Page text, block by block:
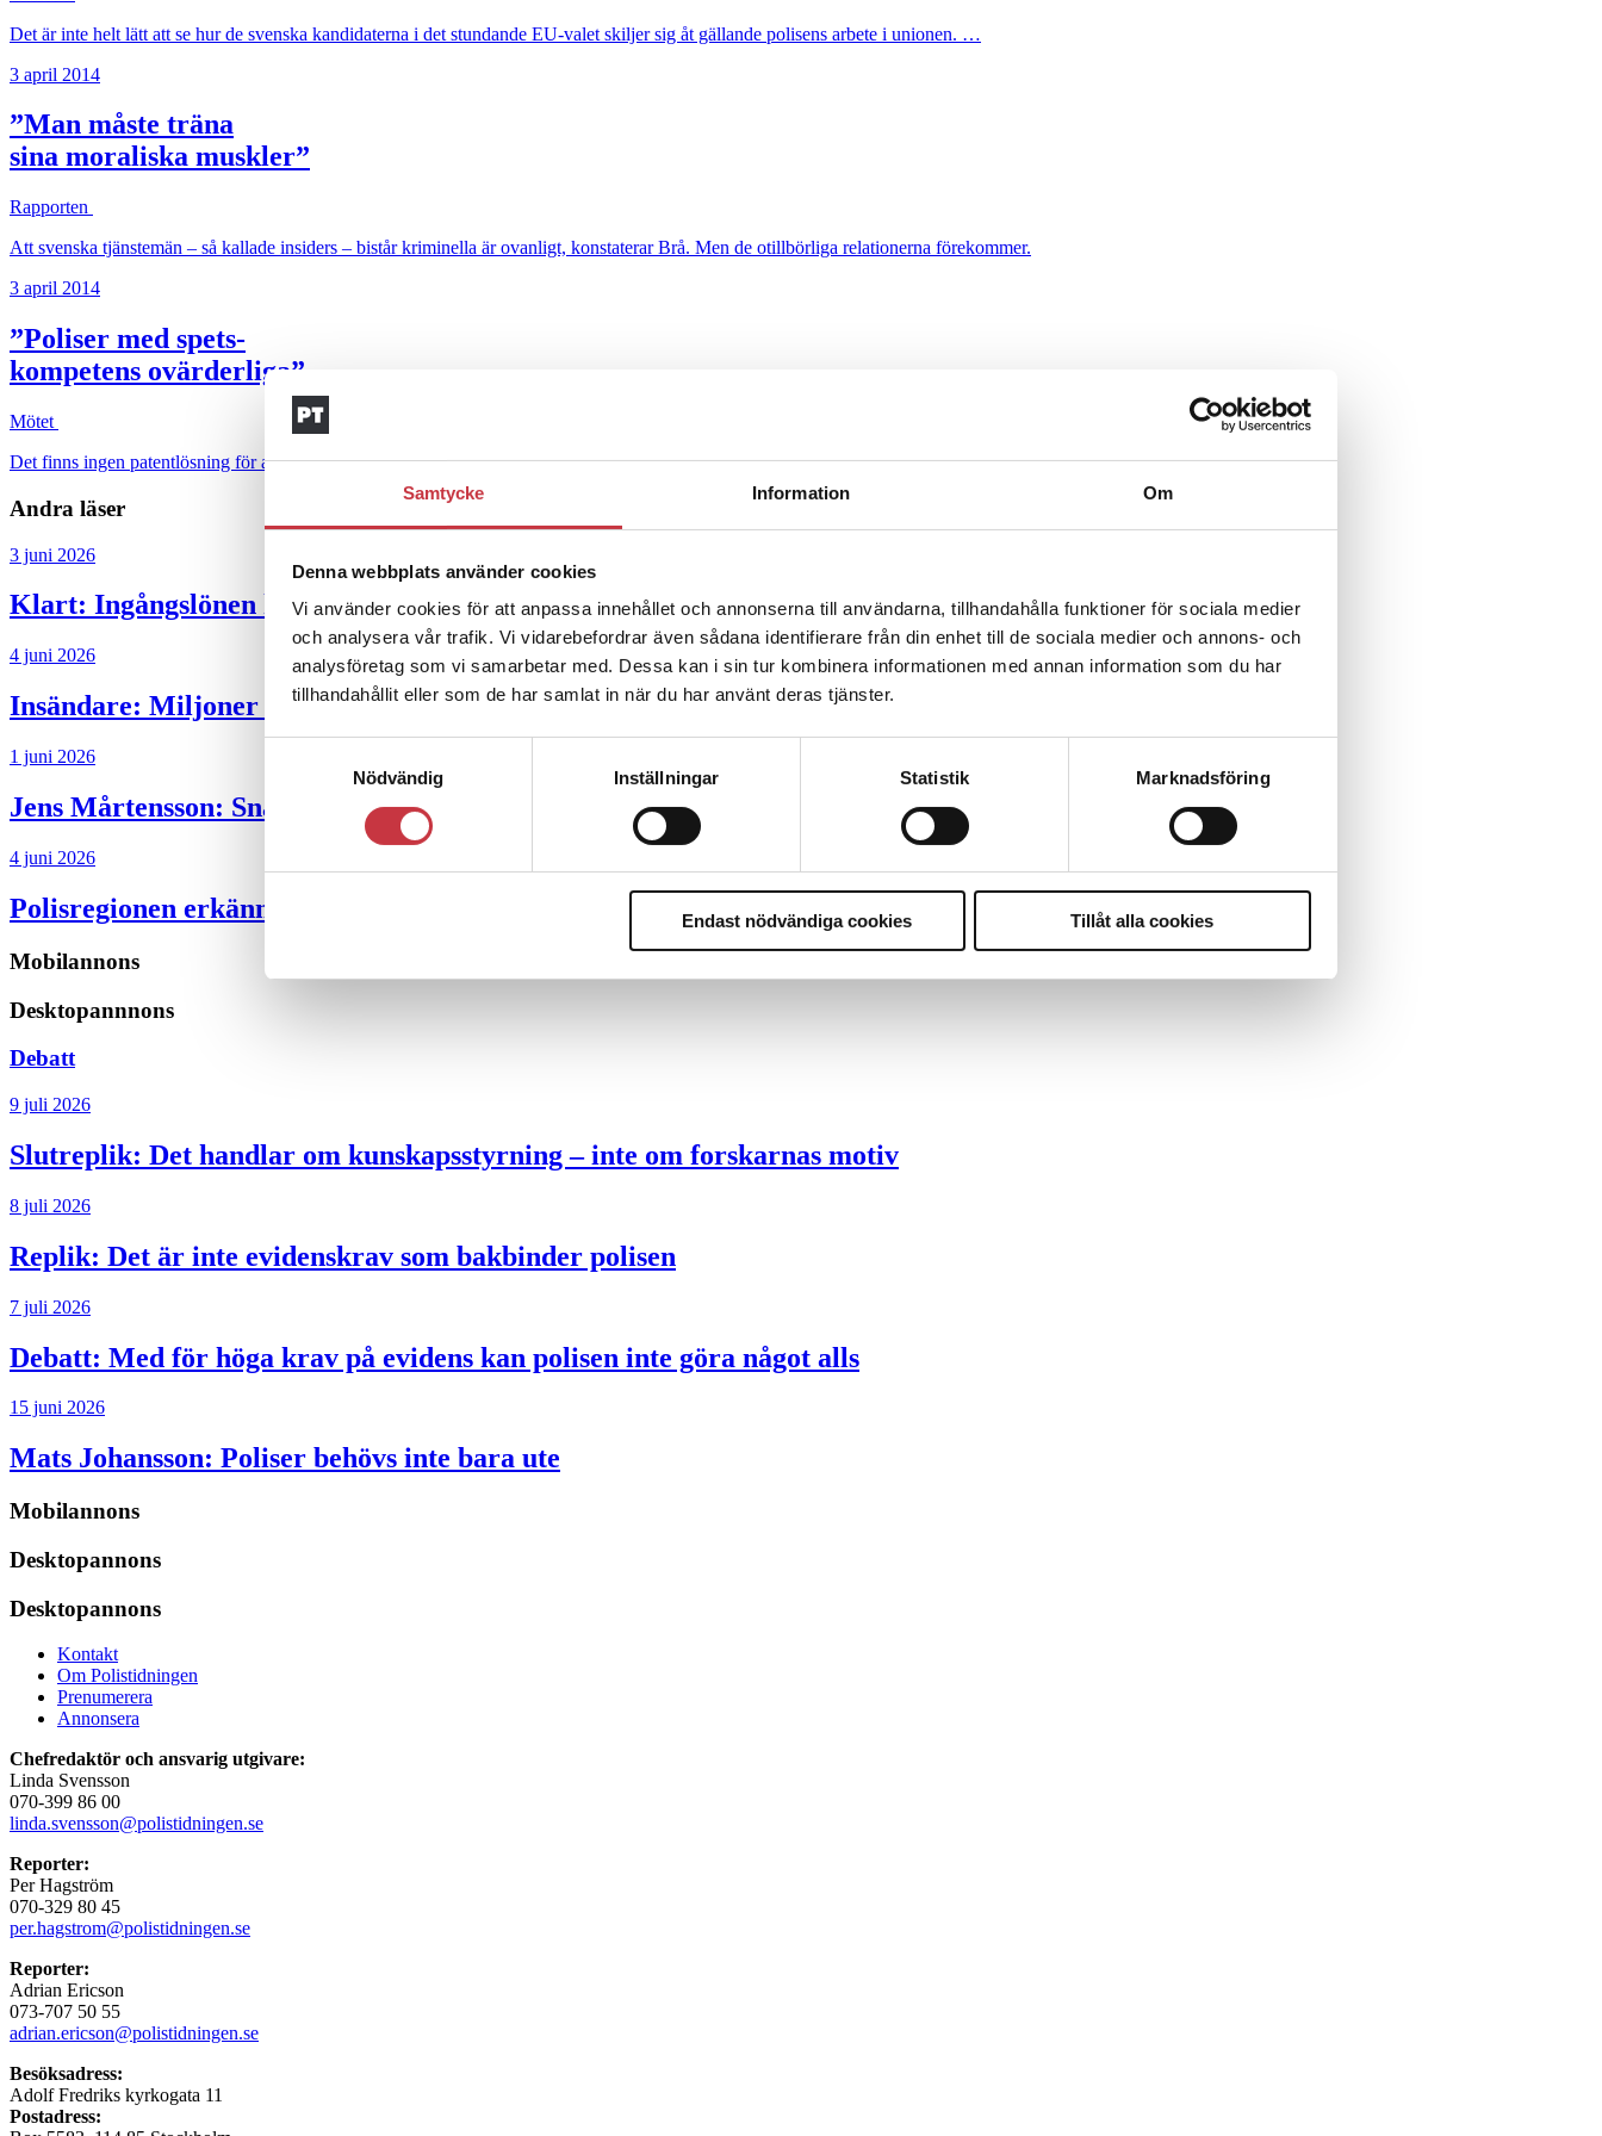
Samtycke Information Om
Denna webbplats använder cookies
Vi använder cookies för att anpassa innehållet och annonserna till användarna, tillhandahålla funktioner för sociala medier
och analysera vår trafik. Vi vidarebefordrar även sådana identifierare från din enhet till de sociala medier och annons- och
analysföretag som vi samarbetar med. Dessa kan i sin tur kombinera informationen med annan information som du har
tillhandahållit eller som de har samlat in när du har använt deras tjänster.
Nödvändig
Inställningar Statistik Marknadsföring
Endast nödvändiga cookies Tillåt alla cookies
Det är inte helt lätt att se hur de svenska kandidaterna i det stundande EU-valet skiljer sig åt gällande polisens arbete i unionen. …
3 april 2014
”Man måste träna
sina moraliska muskler”
Rapporten
Att svenska tjänstemän – så kallade insiders – bistår kriminella är ovanligt, konstaterar Brå. Men de otillbörliga relationerna förekommer.
3 april 2014
”Poliser med spets-
kompetens ovärderliga”
Mötet
Det finns ingen patentlösning för att hantera våldsamma demonstrationer. Polisen måste hålla örat mot marken och höra vad som jäser i lokalsamhället, säger …
Andra läser
3 juni 2026
Klart: Ingångslönen höjs med 2 300 kronor
4 juni 2026
Insändare: Miljoner i sjön – polisaspiranter underkänns på godtyckliga grunder
1 juni 2026
Jens Mårtensson: Snart 20 år i tjänst – nu ska han lära sig grunderna
4 juni 2026
Polisregionen erkänner fel: ”Kommer att rättas till”
Mobilannons
Desktopannnons
Debatt
9 juli 2026
Slutreplik: Det handlar om kunskapsstyrning – inte om forskarnas motiv
8 juli 2026
Replik: Det är inte evidenskrav som bakbinder polisen
7 juli 2026
Debatt: Med för höga krav på evidens kan polisen inte göra något alls
15 juni 2026
Mats Johansson: Poliser behövs inte bara ute
Mobilannons
Desktopannons
Desktopannons
Kontakt
Om Polistidningen
Prenumerera
Annonsera
Chefredaktör och ansvarig utgivare:
Linda Svensson
070-399 86 00
linda.svensson@polistidningen.se
Reporter:
Per Hagström
070-329 80 45
per.hagstrom@polistidningen.se
Reporter:
Adrian Ericson
073-707 50 55
adrian.ericson@polistidningen.se
Besöksadress:
Adolf Fredriks kyrkogata 11
Postadress: